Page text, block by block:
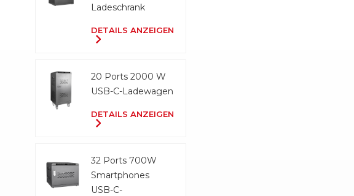
Ladeschrank
DETAILS ANZEIGEN
20 Ports 2000 W
USB-C-Ladewagen
DETAILS ANZEIGEN
32 Ports 700W
Smartphones
USB-C-